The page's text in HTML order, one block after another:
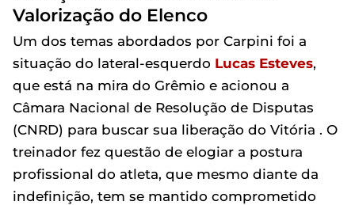
Valorização do Elenco
Um dos temas abordados por Carpini foi a
situação do lateral-esquerdo Lucas Esteves,
que está na mira do Grêmio e acionou a
Câmara Nacional de Resolução de Disputas
(CNRD) para buscar sua liberação do Vitória . O
treinador fez questão de elogiar a postura
profissional do atleta, que mesmo diante da
indefinição, tem se mantido comprometido